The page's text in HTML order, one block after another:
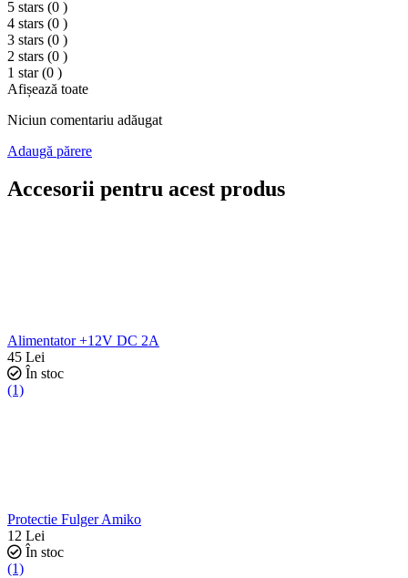
5 stars (0 )
4 stars (0 )
3 stars (0 )
2 stars (0 )
1 star (0 )
Afișează toate
Niciun comentariu adăugat
Adaugă părere
Accesorii pentru acest produs
Alimentator +12V DC 2A
45 Lei
În stoc
(1)
Protectie Fulger Amiko
12 Lei
În stoc
(1)